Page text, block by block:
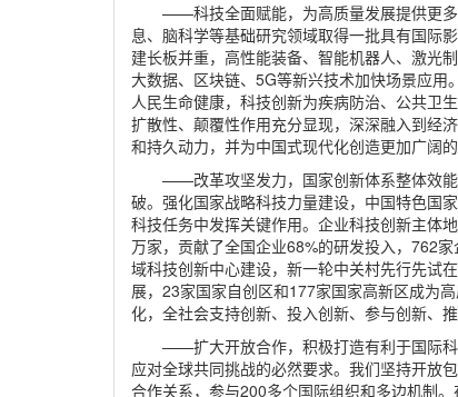
——科技全面赋能，为高质量发展提供更多
息、脑科学等基础研究领域取得一批具有国际
建长板并重，高性能装备、智能机器人、激光
大数据、区块链、5G等新兴技术加快场景应
人民生命健康，科技创新为疾病防治、公共卫
扩散性、颠覆性作用充分显现，深深融入到经
和持久动力，并为中国式现代化创造更加广阔
——改革攻坚发力，国家创新体系整体效
破。强化国家战略科技力量建设，中国特色国
科技任务中发挥关键作用。企业科技创新主体
万家，贡献了全国企业68%的研发投入，762
域科技创新中心建设，新一轮中关村先行先试
展，23家国家自创区和177家国家高新区成为
化，全社会支持创新、投入创新、参与创新、
——扩大开放合作，积极打造有利于国际
应对全球共同挑战的必然要求。我们坚持开放
合作关系，参与200多个国际组织和多边机制